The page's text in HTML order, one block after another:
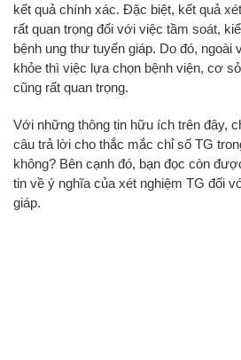
kết quả chính xác. Đặc biệt, kết quả
rất quan trọng đối với việc tầm soát,
bệnh ung thư tuyến giáp. Do đó, ngoài
khỏe thì việc lựa chọn bệnh viện, cơ
cũng rất quan trọng.
Với những thông tin hữu ích trên đây,
câu trả lời cho thắc mắc chỉ số TG
không? Bên cạnh đó, bạn đọc còn
tin về ý nghĩa của xét nghiệm TG đối
giáp.